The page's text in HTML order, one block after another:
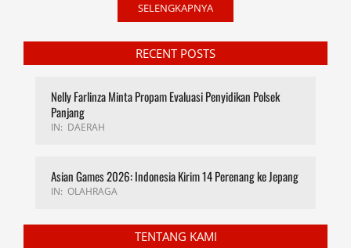
SELENGKAPNYA
RECENT POSTS
Nelly Farlinza Minta Propam Evaluasi Penyidikan Polsek
Panjang
IN: DAERAH
Asian Games 2026: Indonesia Kirim 14 Perenang ke Jepang
IN: OLAHRAGA
TENTANG KAMI